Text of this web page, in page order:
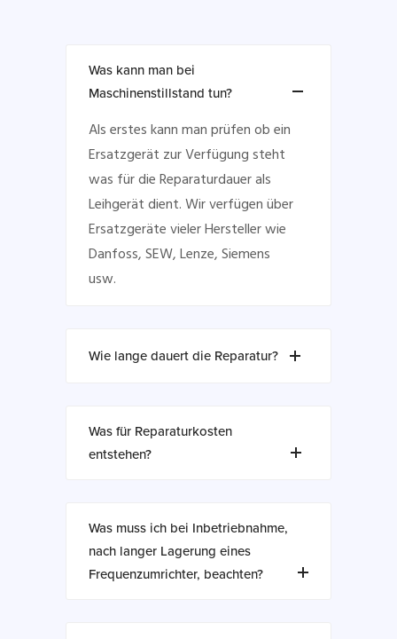
Was kann man bei
Maschinenstillstand tun?
Als erstes kann man prüfen ob ein
Ersatzgerät zur Verfügung steht
was für die Reparaturdauer als
Leihgerät dient. Wir verfügen über
Ersatzgeräte vieler Hersteller wie
Danfoss, SEW, Lenze, Siemens
usw.
Wie lange dauert die Reparatur?
Was für Reparaturkosten
entstehen?
Was muss ich bei Inbetriebnahme,
nach langer Lagerung eines
Frequenzumrichter, beachten?